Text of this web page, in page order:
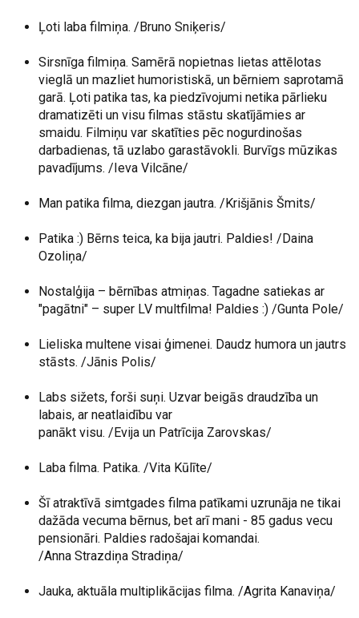
Ļoti laba filmiņa. /Bruno Sniķeris/
Sirsnīga filmiņa. Samērā nopietnas lietas attēlotas
vieglā un mazliet humoristiskā, un bērniem saprotamā
garā. Ļoti patika tas, ka piedzīvojumi netika pārlieku
dramatizēti un visu filmas stāstu skatījāmies ar
smaidu. Filmiņu var skatīties pēc nogurdinošas
darbadienas, tā uzlabo garastāvokli. Burvīgs mūzikas
pavadījums. /Ieva Vilcāne/
Man patika filma, diezgan jautra. /Krišjānis Šmits/
Patika :) Bērns teica, ka bija jautri. Paldies! /Daina
Ozoliņa/
Nostalģija – bērnības atmiņas. Tagadne satiekas ar
"pagātni" – super LV multfilma! Paldies :) /Gunta Pole/
Lieliska multene visai ģimenei. Daudz humora un jautrs
stāsts. /Jānis Polis/
Labs sižets, forši suņi. Uzvar beigās draudzība un
labais, ar neatlaidību var
panākt visu. /Evija un Patrīcija Zarovskas/
Laba filma. Patika. /Vita Kūlīte/
Šī atraktīvā simtgades filma patīkami uzrunāja ne tikai
dažāda vecuma bērnus, bet arī mani - 85 gadus vecu
pensionāri. Paldies radošajai komandai.
/Anna Strazdiņa Stradiņa/
Jauka, aktuāla multiplikācijas filma. /Agrita Kanaviņa/